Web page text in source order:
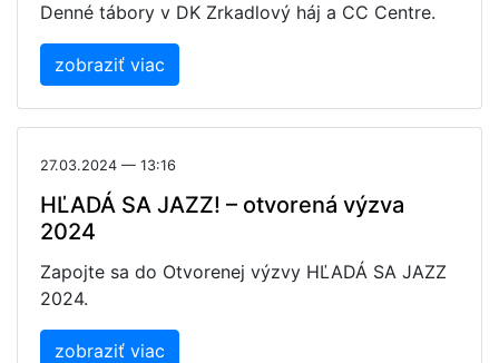
Denné tábory v DK Zrkadlový háj a CC Centre.
zobraziť viac
27.03.2024 — 13:16
HĽADÁ SA JAZZ! – otvorená výzva
2024
Zapojte sa do Otvorenej výzvy HĽADÁ SA JAZZ
2024.
zobraziť viac